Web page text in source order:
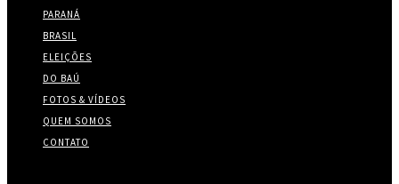
PARANÁ
BRASIL
ELEIÇÕES
DO BAÚ
FOTOS & VÍDEOS
QUEM SOMOS
CONTATO